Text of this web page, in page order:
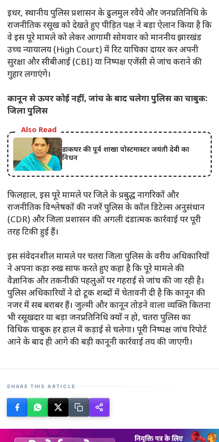
इधर, स्थानीय पुलिस प्रशासन के ढुलमुल रवैये और जनप्रतिनिधि के
राजनीतिक रसूख को देखते हुए पीड़ित पक्ष ने बड़ा ऐलान किया है कि
वे इस पूरे मामले को लेकर आगामी सोमवार को माननीय झारखंड
उच्च न्यायालय (High Court) में रिट याचिका दायर कर अपनी
सुरक्षा और सीबीआई (CBI) या निष्पक्ष एजेंसी से जांच कराने की
गुहार लगाएंगे।
कानून से ऊपर कोई नहीं, जांच के बाद चलेगा पुलिस का चाबुक:
जिला पुलिस
Also Read
डाकघर की पूर्व शाखा पोस्टमास्टर जयंती देवी का
निधन
फिलहाल, इस पूरे मामले पर जिले के प्रबुद्ध नागरिकों और
राजनीतिक विश्लेषकों की नजरें पुलिस के कॉल डिटेल्स अनुसंधान
(CDR) और जिला प्रशासन की अगली दंडात्मक कार्रवाई पर पूरी
तरह टिकी हुई हैं।
इस संवेदनशील मामले पर चतरा जिला पुलिस के वरीय अधिकारियों
ने अपना कड़ा रुख साफ करते हुए कहा है कि पूरे मामले की
वैज्ञानिक और तकनीकी पहलुओं पर गहराई से जांच की जा रही है।
पुलिस अधिकारियों ने दो टूक शब्दों में चेतावनी दी है कि कानून की
नजर में सब बराबर हैं। जुल्मी और कानून तोड़ने वाला व्यक्ति कितना
भी रसूखदार या बड़ा जनप्रतिनिधि क्यों न हो, चतरा पुलिस का
विधिक चाबुक हर हाल में कड़ाई से चलेगा। पूरी निष्पक्ष जांच रिपोर्ट
आने के बाद ही आगे की बड़ी कानूनी कार्रवाई तय की जाएगी।
SHARE THIS ARTICLE